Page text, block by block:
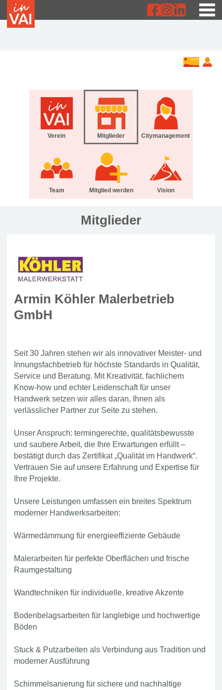
Verein Mitglieder Citymanagement
Team Mitglied werden Vision
Mitglieder
Armin Köhler Malerbetrieb
GmbH
Seit 30 Jahren stehen wir als innovativer Meister‑ und
Innungsfachbetrieb für höchste Standards in Qualität,
Service und Beratung. Mit Kreativität, fachlichem
Know‑how und echter Leidenschaft für unser
Handwerk setzen wir alles daran, Ihnen als
verlässlicher Partner zur Seite zu stehen.
Unser Anspruch: termingerechte, qualitätsbewusste
und saubere Arbeit, die Ihre Erwartungen erfüllt –
bestätigt durch das Zertifikat „Qualität im Handwerk“.
Vertrauen Sie auf unsere Erfahrung und Expertise für
Ihre Projekte.
Unsere Leistungen umfassen ein breites Spektrum
moderner Handwerksarbeiten:
Wärmedämmung für energieeffiziente Gebäude
Malerarbeiten für perfekte Oberflächen und frische
Raumgestaltung
Wandtechniken für individuelle, kreative Akzente
Bodenbelagsarbeiten für langlebige und hochwertige
Böden
Stuck & Putzarbeiten als Verbindung aus Tradition und
moderner Ausführung
Schimmelsanierung für sichere und nachhaltige